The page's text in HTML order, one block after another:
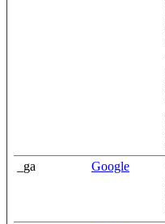
_ga Google